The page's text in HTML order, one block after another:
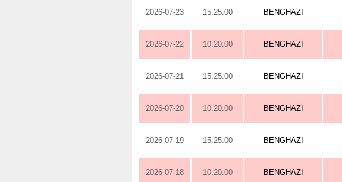
2026-07-23 15:25:00 BENGHAZI
2026-07-22 10:20:00 BENGHAZI
2026-07-21 15:25:00 BENGHAZI
2026-07-20 10:20:00 BENGHAZI
2026-07-19 15:25:00 BENGHAZI
2026-07-18 10:20:00 BENGHAZI